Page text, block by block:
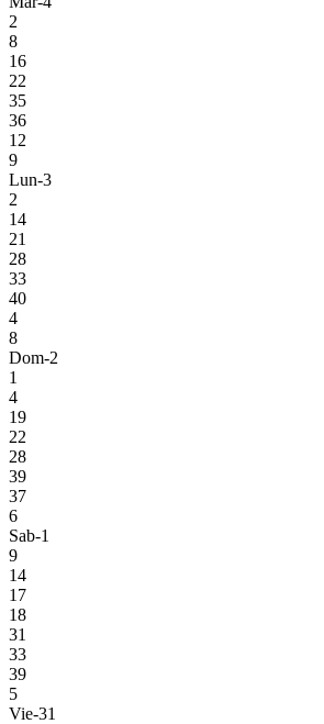
2
8
16
22
35
36
12
9
Lun-3
2
14
21
28
33
40
4
8
Dom-2
1
4
19
22
28
39
37
6
Sab-1
9
14
17
18
31
33
39
5
Vie-31